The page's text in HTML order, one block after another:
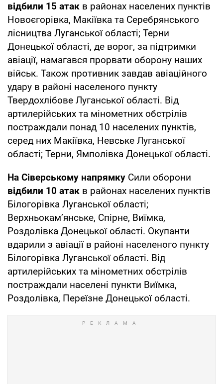
відбили 15 атак в районах населених пунктів
Новоєгорівка, Макіївка та Серебрянського
лісництва Луганської області; Терни
Донецької області, де ворог, за підтримки
авіації, намагався прорвати оборону наших
військ. Також противник завдав авіаційного
удару в районі населеного пункту
Твердохлібове Луганської області. Від
артилерійських та мінометних обстрілів
постраждали понад 10 населених пунктів,
серед них Макіївка, Невське Луганської
області; Терни, Ямполівка Донецької області.
На Сіверському напрямку Сили оборони
відбили 10 атак в районах населених пунктів
Білогорівка Луганської області;
Верхньокам’янське, Спірне, Виїмка,
Роздолівка Донецької області. Окупанти
вдарили з авіації в районі населеного пункту
Білогорівка Луганської області. Від
артилерійських та мінометних обстрілів
постраждали населені пункти Виїмка,
Роздолівка, Переїзне Донецької області.